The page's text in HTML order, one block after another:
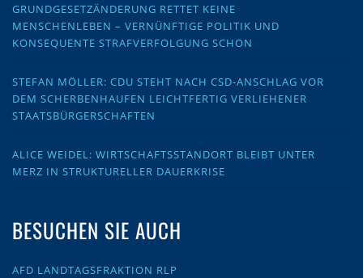
GRUNDGESETZÄNDERUNG RETTET KEINE
MENSCHENLEBEN – VERNÜNFTIGE POLITIK UND
KONSEQUENTE STRAFVERFOLGUNG SCHON
STEFAN MÖLLER: CDU STEHT NACH CSD-ANSCHLAG VOR
DEM SCHERBENHAUFEN LEICHTFERTIG VERLIEHENER
STAATSBÜRGERSCHAFTEN
ALICE WEIDEL: WIRTSCHAFTSSTANDORT BLEIBT UNTER
MERZ IN STRUKTURELLER DAUERKRISE
BESUCHEN SIE AUCH
AFD LANDTAGSFRAKTION RLP